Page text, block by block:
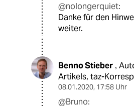
@nolongerquiet:
Danke für den
weiter.
Benno Stieber ,
Artikels, taz-
08.01.2020, 17:58 Uhr
@Bruno: